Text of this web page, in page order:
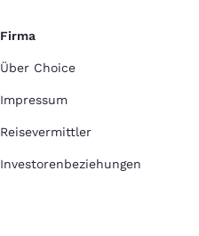
Firma
Über Choice
Impressum
Reisevermittler
Investorenbeziehungen